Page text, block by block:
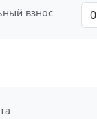
взнос